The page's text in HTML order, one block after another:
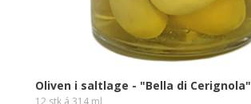
Oliven i saltlage - "Bella di Cerignola"
12 stk á 314 ml